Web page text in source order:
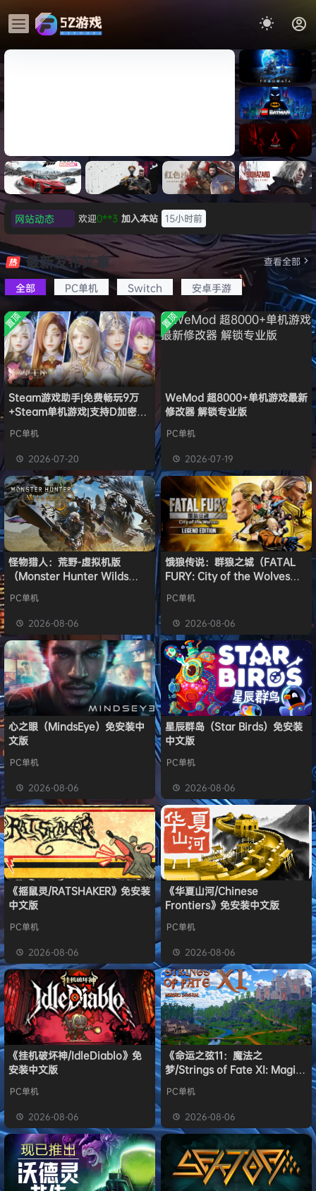
《刺客信条：黑旗 记忆重置-
虚拟机版/Assassin’s Creed
Black Flag Resynced
HYPERVISOR》免安装中文
版
《识质存
在/PRAG
MATA》
免安装中
文版
《乐高蝙
蝠侠：黑
暗骑士之
Legacy
of the
Dark
Knight》
免安装中
文版
影/Assas
sin’s
Creed
Shadow
s》免安装
版，非虚
拟机
极限竞
速：地平
线
6（Forza
Horizon
6）免安装
中文版
《原子之
心/Atomi
c
Heart》
免安装中
文版
红色沙漠-
虚拟机版
（Crimso
n Desert
HYPERVI
SOR）免
安装中文
版
生化危机
9：安魂
曲
（Reside
nt Evil
Requiem
）免安装
中文版
网站动态 欢迎0**3 加入本站 15小时前
欢迎c***s 加入本站 17小时前
欢迎 V****y 加入本站 19小时前
欢迎j***j 加入本站 19小时前
欢迎1******4 加入本站
8月5日
签到获取 点积分 8月5日
w******g 签到获取 49 点积分 8月4日
欢迎w******g 加入本站
8月4日
欢迎Z******U 加入本站
欢迎k******2 加入本站
欢迎C****i 加入本站
8月4日
欢迎Q*H 加入本站
14小时前
加入本站 14小时前
39
14小时前
最新发布文章
全部 PC单机 Switch 安卓手游
查看全部
置顶
Steam游戏助手|免费畅玩9万
+Steam单机游戏|支持D加密以
PC单机
2026-07-20
置顶
WeMod 超8000+单机游戏最新
修改器 解锁专业版
PC单机
2026-07-19
怪物猎人：荒野-虚拟机版
（Monster Hunter Wilds
PC单机
2026-08-06
饿狼传说：群狼之城（FATAL
FURY: City of the Wolves）
PC单机
2026-08-06
心之眼（MindsEye）免安装中
文版
PC单机
2026-08-06
星辰群岛（Star Birds）免安装
中文版
PC单机
2026-08-06
《摇鼠灵/RATSHAKER》免安装
中文版
PC单机
2026-08-06
《华夏山河/Chinese
Frontiers》免安装中文版
PC单机
2026-08-06
《挂机破坏神/IdleDiablo》免
安装中文版
PC单机
2026-08-06
《命运之弦11：魔法之
梦/Strings of Fate XI: Magic
PC单机
2026-08-06